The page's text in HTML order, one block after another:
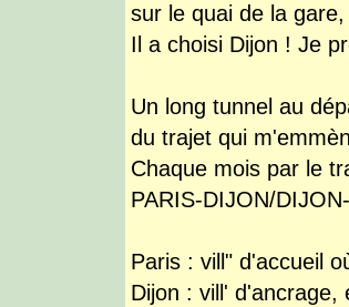
sur le quai de la
Il a choisi Dijon ! Je
Un long tunnel au
du trajet qui
Chaque mois par le
PARIS-DIJON/
Paris : vill" d'accueil
Dijon : vill' d'ancrage,